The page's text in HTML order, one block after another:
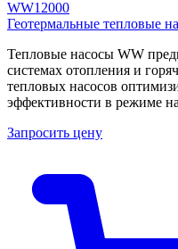
Геотермальные тепловые
Тепловые насосы WW
системах отопления и
тепловых насосов
эффективности в режиме
Запросить цену